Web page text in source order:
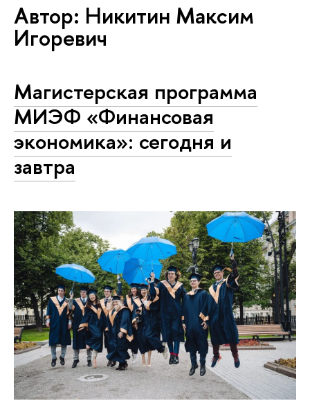
Автор: Никитин Максим
Игоревич
Магистерская программа
МИЭФ «Финансовая
экономика»: сегодня и
завтра